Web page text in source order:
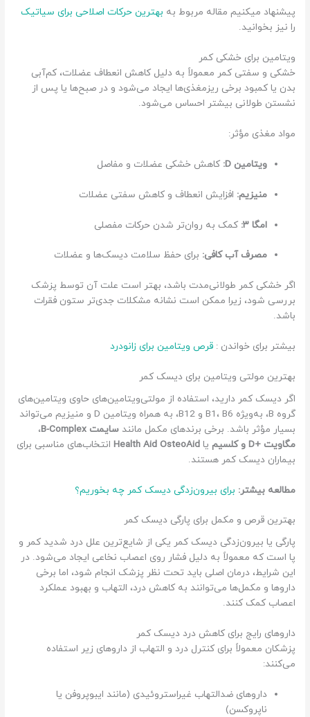
پیشنهاد میکنیم مقاله مربوط به بهترین حرکات اصلاحی برای سیاتیک
را نیز بخوانید.
ویتامین برای خشکی کمر
خشکی و سفتی کمر معمولاً به دلیل کاهش انعطاف عضلات، کم‌آبی
بدن یا کمبود برخی ریزمغذی‌ها ایجاد می‌شود و در صبح‌ها یا پس از
نشستن طولانی بیشتر احساس می‌شود.
مواد مغذی مؤثر:
ویتامین D: کاهش خشکی عضلات و مفاصل
منیزیم: افزایش انعطاف و کاهش سفتی عضلات
امگا ۳: کمک به روان‌تر شدن حرکات مفصلی
مصرف آب کافی: برای حفظ سلامت دیسک‌ها و عضلات
اگر خشکی کمر طولانی‌مدت باشد، بهتر است علت آن توسط پزشک
بررسی شود، زیرا ممکن است نشانه مشکلات جدی‌تر ستون فقرات
باشد.
بیشتر برای خواندن :قرص ویتامین برای زانودرد
بهترین مولتی ویتامین برای دیسک کمر
اگر دیسک کمر دارید، استفاده از مولتی‌ویتامین‌های حاوی ویتامین‌های
گروه B، به‌ویژه B1، B6 و B12، به همراه ویتامین D و منیزیم می‌تواند
بسیار مؤثر باشد. برخی برندهای مکمل مانندسایمت B-Complex
،
مگاویت +D و کلسیم
یاHealth Aid OsteoAid انتخاب‌های مناسبی برای
بیماران دیسک کمر هستند.
مطالعه بیشتر: برای بیرون‌زدگی دیسک کمر چه بخوریم؟
بهترین قرص و مکمل برای پارگی دیسک کمر
پارگی یا بیرون‌زدگی دیسک کمر یکی از شایع‌ترین علل درد شدید کمر و
پا است که معمولاً به دلیل فشار روی اعصاب نخاعی ایجاد می‌شود. در
این شرایط، درمان اصلی باید تحت نظر پزشک انجام شود، اما برخی
داروها و مکمل‌ها می‌توانند به کاهش درد، التهاب و بهبود عملکرد
اعصاب کمک کنند.
داروهای رایج برای کاهش درد دیسک کمر
پزشکان معمولاً برای کنترل درد و التهاب از داروهای زیر استفاده
می‌کنند:
داروهای ضدالتهاب غیراستروئیدی (مانند ایبوپروفن یا
ناپروکسن)